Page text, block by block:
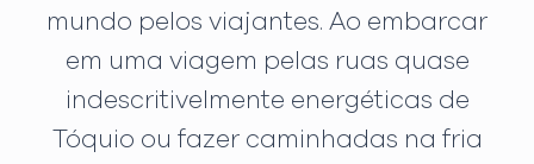
mundo pelos viajantes. Ao embarcar
em uma viagem pelas ruas quase
indescritivelmente energéticas de
Tóquio ou fazer caminhadas na fria